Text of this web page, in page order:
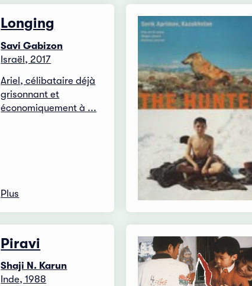
Longing
Savi Gabizon
Israël, 2017
Ariel, célibataire déjà
grisonnant et
économiquement à ...
Plus
Piravi
Shaji N. Karun
Inde, 1988